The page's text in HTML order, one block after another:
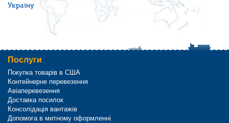
Україну
Послуги
Покупка товарів в США
Контейнерне перевезення
Авіаперевезення
Доставка посилок
Консолідація вантажів
Допомога в митному оформленні